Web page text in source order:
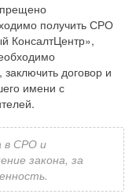
получить СРО
КонсалтЦентр»,
договор и
имени с
в СРО и
закона, за